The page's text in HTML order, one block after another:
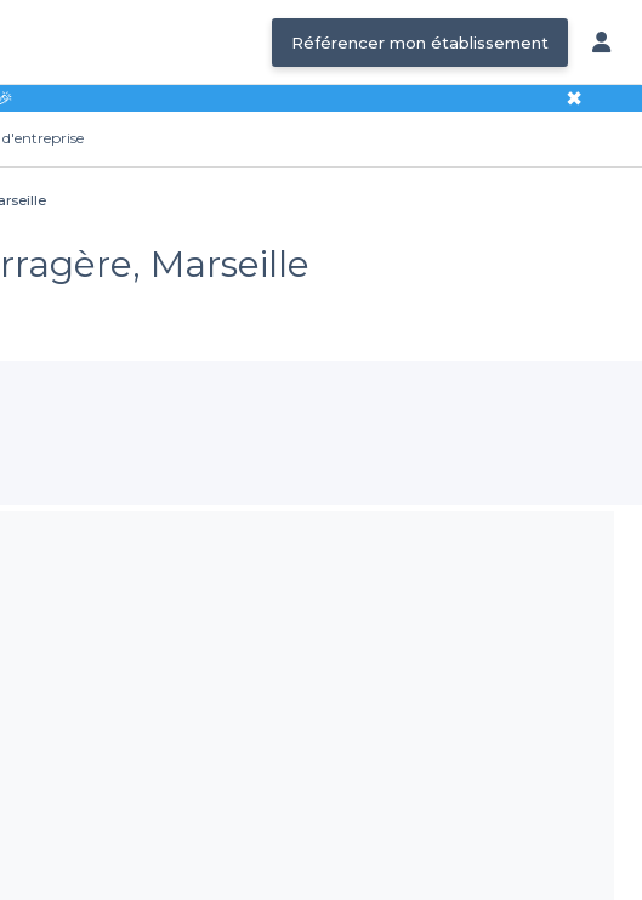
Référencer mon établissement
✖
Marseille